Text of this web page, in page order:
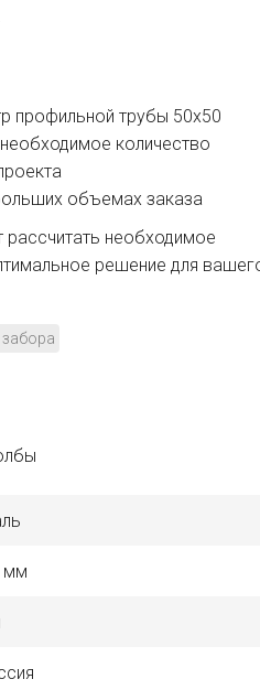
профильной трубы 50х50
количество
объемах заказа
необходимое
решение для
мм